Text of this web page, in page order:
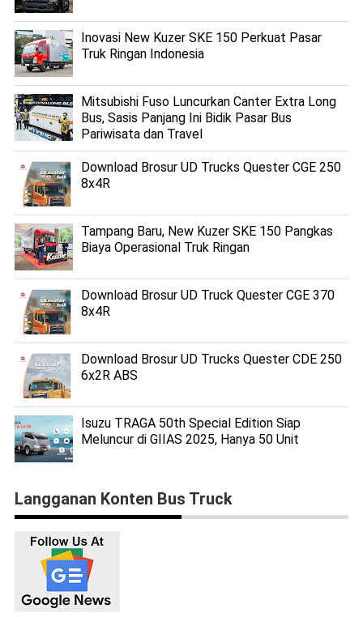
Inovasi New Kuzer SKE 150 Perkuat Pasar
Truk Ringan Indonesia
Mitsubishi Fuso Luncurkan Canter Extra Long
Bus, Sasis Panjang Ini Bidik Pasar Bus
Pariwisata dan Travel
Download Brosur UD Trucks Quester CGE 250
8x4R
Tampang Baru, New Kuzer SKE 150 Pangkas
Biaya Operasional Truk Ringan
Download Brosur UD Truck Quester CGE 370
8x4R
Download Brosur UD Trucks Quester CDE 250
6x2R ABS
Isuzu TRAGA 50th Special Edition Siap
Meluncur di GIIAS 2025, Hanya 50 Unit
Langganan Konten Bus Truck